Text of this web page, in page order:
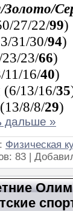
27/22/99)
31/30/94)
23/66)
16/40)
(6/13/16/35
8/8/29)
дальше »
Физическая
83 |